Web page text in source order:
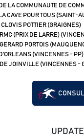
LA COMMUNAUTE DE
CAVE POUR TOUS (SAINT-
CLOVIS POTTIER (GRAIGNES)
(PRIX DE LARRE)
PORTOIS
(VINCENNES - PP)
JOINVILLE (VINCENNES -